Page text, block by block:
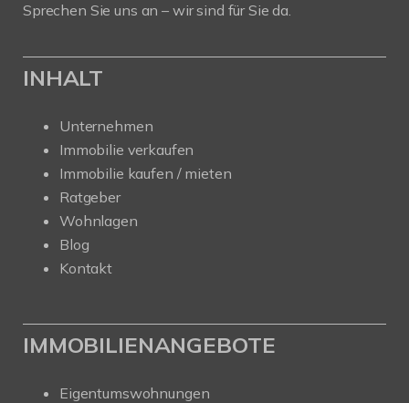
Sprechen Sie uns an – wir sind für Sie da.
INHALT
Unternehmen
Immobilie verkaufen
Immobilie kaufen / mieten
Ratgeber
Wohnlagen
Blog
Kontakt
IMMOBILIENANGEBOTE
Eigentumswohnungen